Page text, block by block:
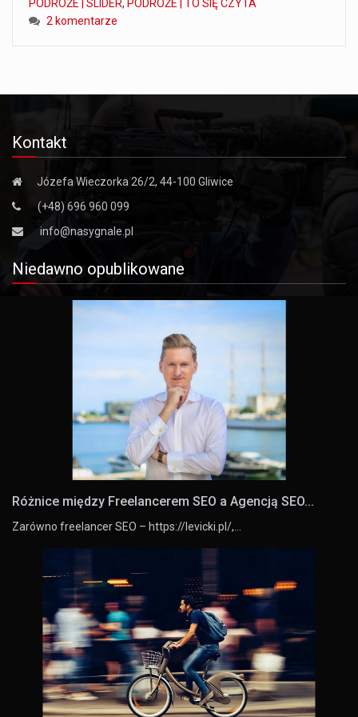
PODRÓŻE | SLIDER, PODRÓŻE | TO SIĘ CZYTA
2 komentarze
Kontakt
Józefa Wieczorka 26/2, 44-100 Gliwice
(+48) 696 960 099
info@nasygnale.pl
Niedawno opublikowane
Różnice między Freelancerem SEO a Agencją SEO...
Zarówno freelancer SEO – https://levicki.pl/,…